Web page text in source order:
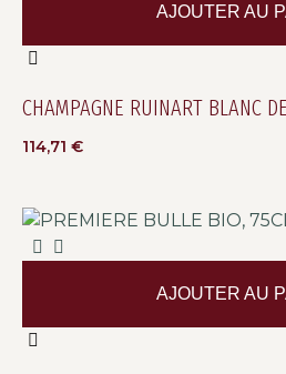
CHAMPAGNE RUINART BLANC
114,71 €
AJOUTER AU
AJOUTER AU